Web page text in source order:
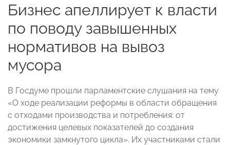
Бизнес апеллирует к власти
по поводу завышенных
нормативов на вывоз
мусора
В Госдуме прошли парламентские слушания на тему
«О ходе реализации реформы в области обращения
с отходами производства и потребления: от
достижения целевых показателей до создания
экономики замкнутого цикла». Их участниками стали